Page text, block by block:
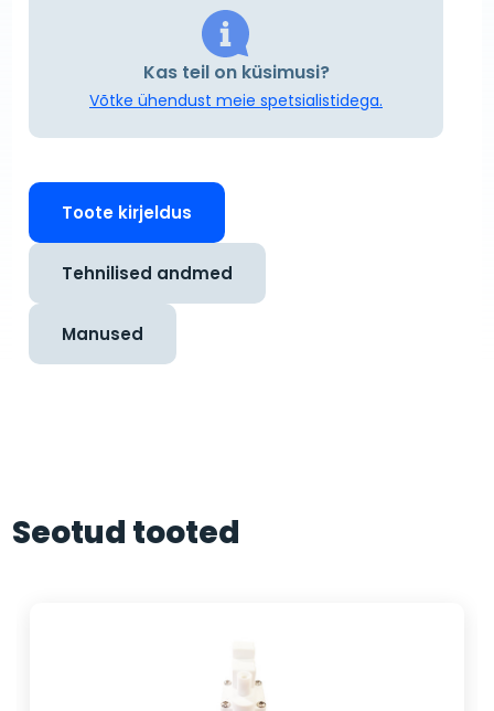
Kas teil on küsimusi?
Võtke ühendust meie spetsialistidega.
Toote kirjeldus
Tehnilised andmed
Manused
Seotud tooted